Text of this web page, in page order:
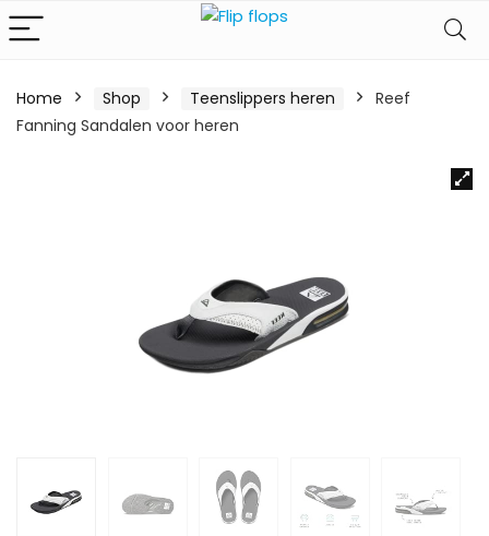
Home Shop Teenslippers heren
Reef
Fanning Sandalen voor heren